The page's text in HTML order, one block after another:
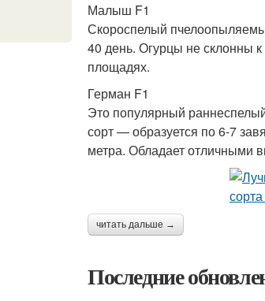
Малыш F1
Скороспелый
40 день. Огурцы не склонны
площадях.
Герман F1
Это популярный
сорт — образуется по 6-7
метра. Обладает отличными
читать дальше →
Последние